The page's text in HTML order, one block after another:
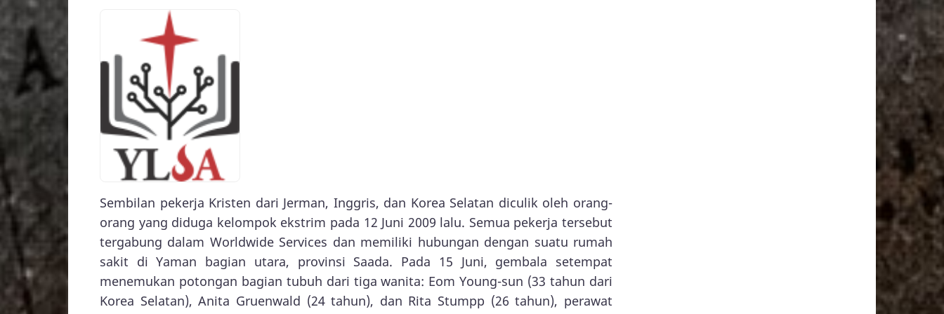
Sembilan pekerja Kristen dari Jerman, Inggris, dan Korea Selatan diculik oleh orang-
orang yang diduga kelompok ekstrim pada 12 Juni 2009 lalu. Semua pekerja tersebut
tergabung dalam Worldwide Services dan memiliki hubungan dengan suatu rumah
sakit di Yaman bagian utara, provinsi Saada. Pada 15 Juni, gembala setempat
menemukan potongan bagian tubuh dari tiga wanita: Eom Young-sun (33 tahun dari
Korea Selatan), Anita Gruenwald (24 tahun), dan Rita Stumpp (26 tahun), perawat